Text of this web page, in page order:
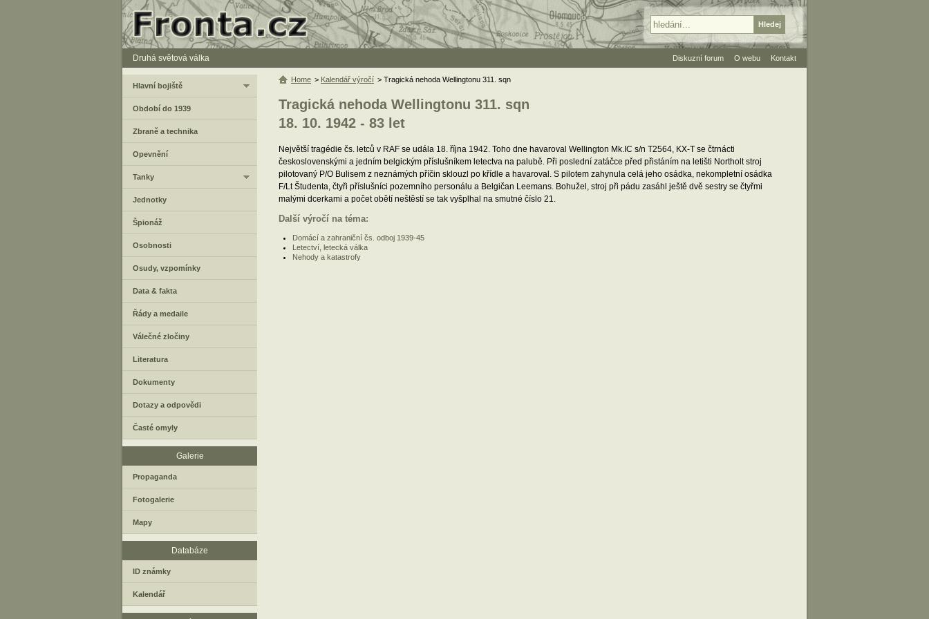
Druhá světová válka
Tragická nehoda Wellingtonu 311. sqn
18. 10. 1942 - 83 let
Největší tragédie čs. letců v RAF se udála 18. října 1942. Toho dne havaroval Wellington Mk.IC s/n T2564, KX-T se čtrnácti
československými a jedním belgickým příslušníkem letectva na palubě. Při poslední zatáčce před přistáním na letišti Northolt stroj
pilotovaný P/O Bulisem z neznámých příčin sklouzl po křídle a havaroval. S pilotem zahynula celá jeho osádka, nekompletní osádka
F/Lt Študenta, čtyři příslušníci pozemního personálu a Belgičan Leemans. Bohužel, stroj při pádu zasáhl ještě dvě sestry se čtyřmi
malými dcerkami a počet obětí neštěstí se tak vyšplhal na smutné číslo 21.
Další výročí na téma:
Domácí a zahraniční čs. odboj 1939-45
Letectví, letecká válka
Nehody a katastrofy
Home > Kalendář výročí > Tragická nehoda Wellingtonu 311. sqn
Hlavní bojiště
Období do 1939
Zbraně a technika
Opevnění
Tanky
Jednotky
Špionáž
Osobnosti
Osudy, vzpomínky
Data & fakta
Řády a medaile
Válečné zločiny
Literatura
Dokumenty
Dotazy a odpovědi
Časté omyly
Galerie
Propaganda
Fotogalerie
Mapy
Databáze
ID známky
Kalendář
Diskuzní forum O webu Kontakt